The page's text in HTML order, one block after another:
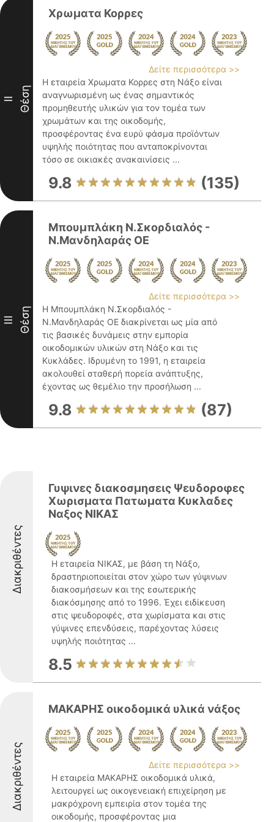
II Θέση
Χρωματα Κορρες
Δείτε περισσότερα >>
Η εταιρεία Χρωματα Κορρες στη Νάξο είναι
αναγνωρισμένη ως ένας σημαντικός
προμηθευτής υλικών για τον τομέα των
χρωμάτων και της οικοδομής,
προσφέροντας ένα ευρύ φάσμα προϊόντων
υψηλής ποιότητας που ανταποκρίνονται
τόσο σε οικιακές ανακαινίσεις ...
9.8 (135)
III Θέση
Μπουμπλάκη Ν.Σκορδιαλός -
Ν.Μανδηλαράς ΟΕ
Δείτε περισσότερα >>
Η Μπουμπλάκη Ν.Σκορδιαλός -
Ν.Μανδηλαράς ΟΕ διακρίνεται ως μία από
τις βασικές δυνάμεις στην εμπορία
οικοδομικών υλικών στη Νάξο και τις
Κυκλάδες. Ιδρυμένη το 1991, η εταιρεία
ακολουθεί σταθερή πορεία ανάπτυξης,
έχοντας ως θεμέλιο την προσήλωση ...
9.8 (87)
Διακριθέντες
Γυψινες διακοσμησεις Ψευδοροφες
Χωρισματα Πατωματα Κυκλαδες
Ναξος ΝΙΚΑΣ
Η εταιρεία ΝΙΚΑΣ, με βάση τη Νάξο,
δραστηριοποιείται στον χώρο των γύψινων
διακοσμήσεων και της εσωτερικής
διακόσμησης από το 1996. Έχει ειδίκευση
στις ψευδοροφές, στα χωρίσματα και στις
γύψινες επενδύσεις, παρέχοντας λύσεις
υψηλής ποιότητας ...
8.5
Διακριθέντες
ΜΑΚΑΡΗΣ οικοδομικά υλικά νάξος
Δείτε περισσότερα >>
Η εταιρεία ΜΑΚΑΡΗΣ οικοδομικά υλικά,
λειτουργεί ως οικογενειακή επιχείρηση με
μακρόχρονη εμπειρία στον τομέα της
οικοδομής, προσφέροντας μια